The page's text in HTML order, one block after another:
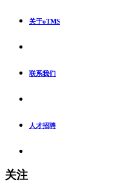
关于oTMS
联系我们
人才招聘
关注